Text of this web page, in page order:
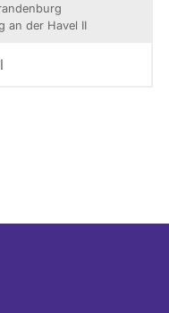
an der Havel II